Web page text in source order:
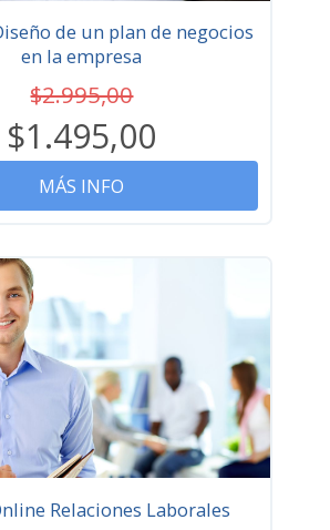
de un plan de negocios
en la empresa
$2.995,00
$1.495,00
MÁS INFO
Relaciones Laborales